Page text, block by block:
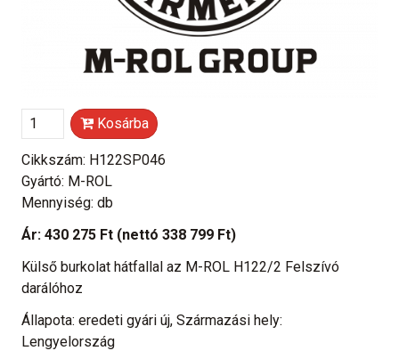
Kosárba
Cikkszám: H122SP046
Gyártó: M-ROL
Mennyiség: db
Ár: 430 275 Ft (nettó 338 799 Ft)
Külső burkolat hátfallal az M-ROL H122/2 Felszívó
darálóhoz
Állapota: eredeti gyári új, Származási hely:
Lengyelország